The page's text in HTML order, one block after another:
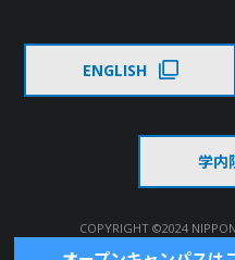
ENGLISH
学内
COPYRIGHT ©2024